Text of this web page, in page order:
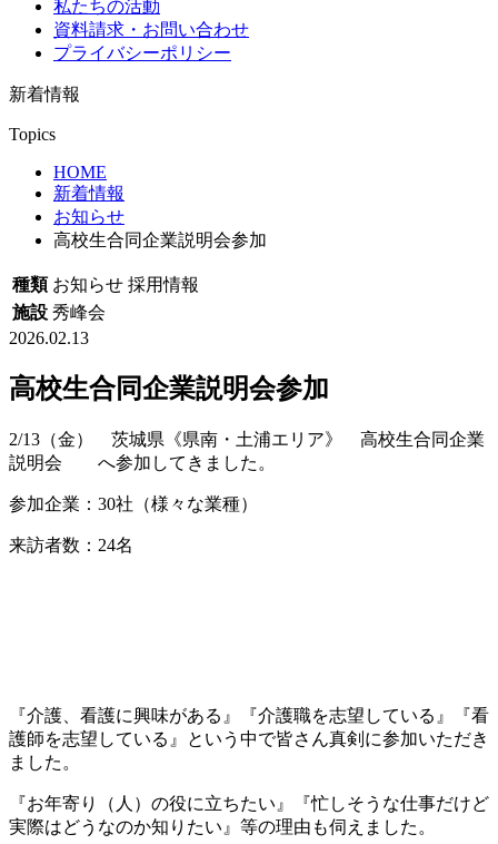
私たちの活動
資料請求・お問い合わせ
プライバシーポリシー
新着情報
Topics
HOME
新着情報
お知らせ
高校生合同企業説明会参加
種類 お知らせ 採用情報
施設 秀峰会
2026.02.13
高校生合同企業説明会参加
2/13（金） 茨城県《県南・土浦エリア》 高校生合同企業
説明会 へ参加してきました。
参加企業：30社（様々な業種）
来訪者数：24名
『介護、看護に興味がある』『介護職を志望している』『看
護師を志望している』という中で皆さん真剣に参加いただき
ました。
『お年寄り（人）の役に立ちたい』『忙しそうな仕事だけど
実際はどうなのか知りたい』等の理由も伺えました。